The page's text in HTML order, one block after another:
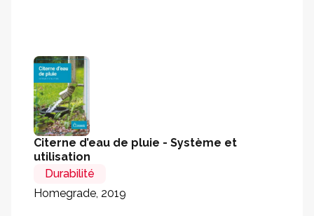
Citerne d’eau de pluie - Système et
utilisation
Durabilité
Homegrade, 2019